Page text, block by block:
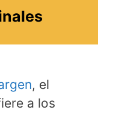
, el
a los